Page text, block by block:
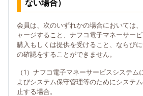
ない場合）
会員は、次のいずれかの場合においては
ャージすること、ナフコ電子マネーサー
購入もしくは提供を受けること、ならび
の確認をすることができません。
（1）ナフコ電子マネーサービスシステム
よびシステム保守管理等のためにシステ
止する場合。